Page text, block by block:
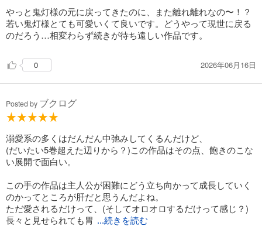
しかし彼の本当の姿はどうも違うようで…。そのあたりは今後少しず
つわかってくるようですが、気になります！！
「ムー●・プリズムパワー・メイクアップ！」状態。キラキラが迸っ
ております。
何を着ても似合う鬼灯。今のところほぼ和装ですが、洋装も見てみた
鬼灯がいかにカッコイイかを語ってしまいましたが、小夜の健気さと
可愛らしさも是非お伝えしたいところ。
主人公の小夜は虐げられてきた令嬢のため自己評価が低いのですが、
それでも自分にできることを…と一生懸命掃除をしたり料理をしたり
する姿をに、応援せずにはいられません。
「私なんて…」となりがちな彼女ゆえ、鬼灯が小夜を溺愛をしている
ことも気づいていません。
鬼灯の思いが空回りしている姿も可愛いし、無意識に振り回している
小夜も可愛い！！
やっと鬼灯様の元に戻ってきたのに、また離れ離れなの〜！？
若い鬼灯様とても可愛いくて良いです。どうやって現世に戻る
のだろう…相変わらず続きが待ち遠しい作品です。
0 2026年06月16日
Posted by ブクログ
溺愛系の多くはだんだん中弛みしてくるんだけど、
(だいたい5巻超えた辺りから？)この作品はその点、飽きのこな
い展開で面白い。
この手の作品は主人公が困難にどう立ち向かって成長していく
のかってところが肝だと思うんだよね。
ただ愛されるだけって、(そしてオロオロするだけって感じ？)
長々と見せられても胃 ...続きを読む